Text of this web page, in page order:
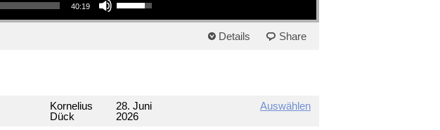
40:19
Details Share
Kornelius
Dück
28. Juni
2026
Auswählen